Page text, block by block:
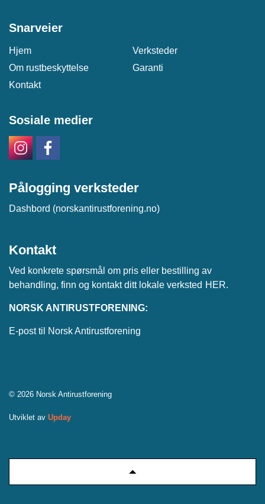
Snarveier
Hjem
Verksteder
Om rustbeskyttelse
Garanti
Kontakt
Sosiale medier
Pålogging verksteder
Dashbord (norskantirustforening.no)
Kontakt
Ved konkrete spørsmål om pris eller bestilling av
behandling, finn og kontakt ditt lokale verksted HER.
NORSK ANTIRUSTFORENING:
E-post til Norsk Antirustforening
© 2026 Norsk Antirustforening
Utviklet av Upday